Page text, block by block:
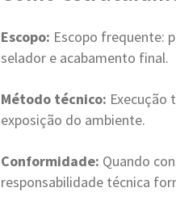
Escopo: Escopo frequente:
selador e acabamento final.
Método técnico: Execução
exposição do ambiente.
Conformidade: Quando
responsabilidade técnica